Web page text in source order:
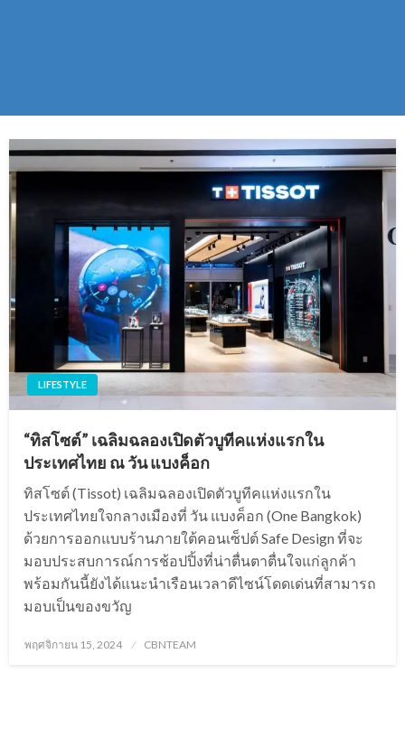
LIFESTYLE
“ทิสโซต์” เฉลิมฉลองเปิดตัวบูทีคแห่งแรกใน
ประเทศไทย ณ วัน แบงค็อก
ทิสโซต์ (Tissot) เฉลิมฉลองเปิดตัวบูทีคแห่งแรกใน
ประเทศไทยใจกลางเมืองที่ วัน แบงค็อก (One Bangkok)
ด้วยการออกแบบร้านภายใต้คอนเซ็ปต์ Safe Design ที่จะ
มอบประสบการณ์การช้อปปิ้งที่น่าตื่นตาตื่นใจแก่ลูกค้า
พร้อมกันนี้ยังได้แนะนำเรือนเวลาดีไซน์โดดเด่นที่สามารถ
มอบเป็นของขวัญ
Posted
พฤศจิกายน 15, 2024 CBNTEAM